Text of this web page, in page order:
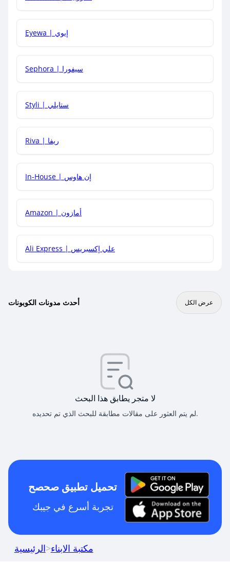
هل يمكنني جمع كود خصم مع العروض الأخرى؟
Eyewa | إيوي
Sephora | سيفورا
Styli | ستايلي
Riva | ريفا
In-House | إن هاوس
Amazon | أمازون
Ali Express | علي إكسبريس
أحدث مدونات الكوبونات عرض الكل
لا متجر يطابق هذا البحث
لم يتم العثور على مقالات مطابقة للبحث الذي تم تحديده.
تحميل تطبيق صحصح
تجربة أسرع في جيبك
الرئيسية>مكتبة الابناء